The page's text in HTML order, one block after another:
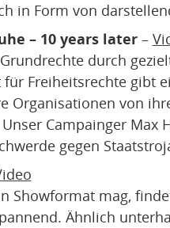
in Form von
– 10 years later–
durch
für Freiheitsrechte gibt
Organisationen von
Campainger
gegen
Showformat mag,
Ähnlich